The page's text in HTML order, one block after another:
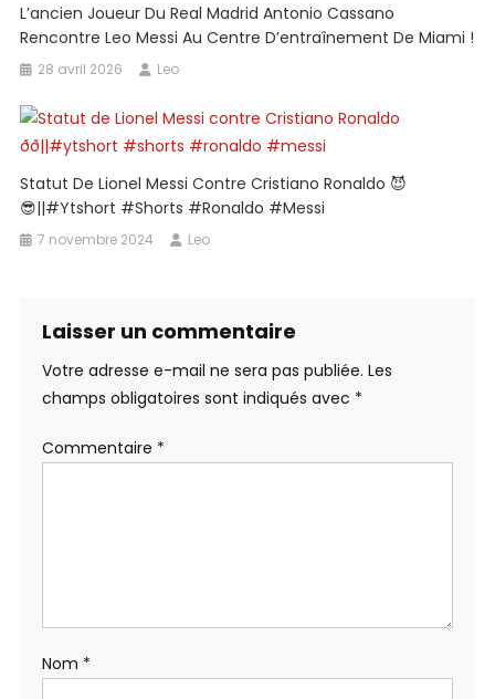
L’ancien Joueur Du Real Madrid Antonio Cassano
Rencontre Leo Messi Au Centre D’entraînement De Miami !
28 avril 2026 Leo
Statut De Lionel Messi Contre Cristiano Ronaldo 😈
😎||#ytshort #shorts #ronaldo #messi
7 novembre 2024 Leo
Laisser un commentaire
Votre adresse e-mail ne sera pas publiée. Les
champs obligatoires sont indiqués avec *
Commentaire *
Nom *